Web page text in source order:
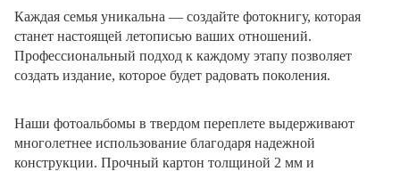
Каждая семья уникальна — создайте фотокнигу, которая
станет настоящей летописью ваших отношений.
Профессиональный подход к каждому этапу позволяет
создать издание, которое будет радовать поколения.
Наши фотоальбомы в твердом переплете выдерживают
многолетнее использование благодаря надежной
конструкции. Прочный картон толщиной 2 мм и